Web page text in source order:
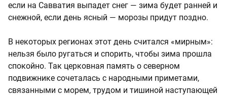
если на Савватия выпадет снег — зима будет ранней и
снежной, если день ясный — морозы придут поздно.
В некоторых регионах этот день считался «мирным»:
нельзя было ругаться и спорить, чтобы зима прошла
спокойно. Так церковная память о северном
подвижнике сочеталась с народными приметами,
связанными с морем, трудом и тишиной наступающей